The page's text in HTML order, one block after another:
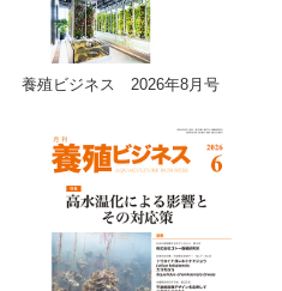
養殖ビジネス 2026年8月号